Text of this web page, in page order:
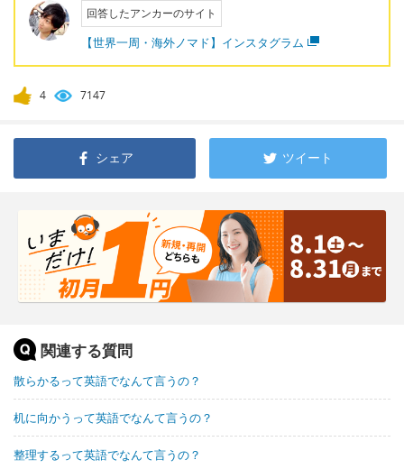
回答したアンカーのサイト
【世界一周・海外ノマド】インスタグラム
4 7147
シェア ツイート
関連する質問
散らかるって英語でなんて言うの？
机に向かうって英語でなんて言うの？
整理するって英語でなんて言うの？